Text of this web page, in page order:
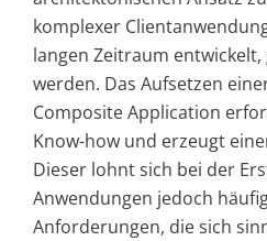
komplexer
langen Zeitraum
werden. Das Aufsetzen
Composite Application
Know-how und erzeugt
Dieser lohnt sich bei der
Anwendungen jedoch
Anforderungen, die sich